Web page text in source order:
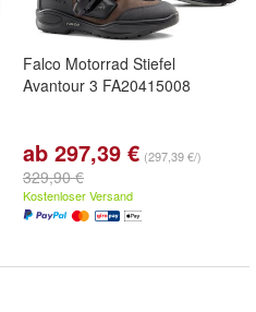
Falco Motorrad Stiefel
Avantour 3 FA20415008
ab 297,39 € (297,39 €/)
329,90 €
Kostenloser Versand